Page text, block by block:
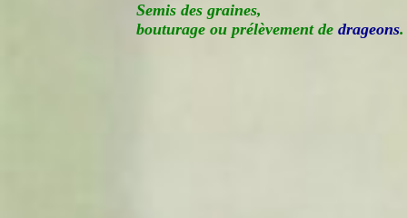
Semis des graines,
bouturage ou prélèvement de drageons.